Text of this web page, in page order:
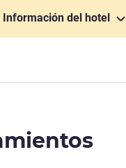
Información del hotel